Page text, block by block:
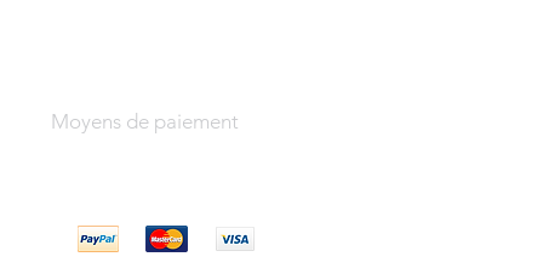
Moyens de paiement